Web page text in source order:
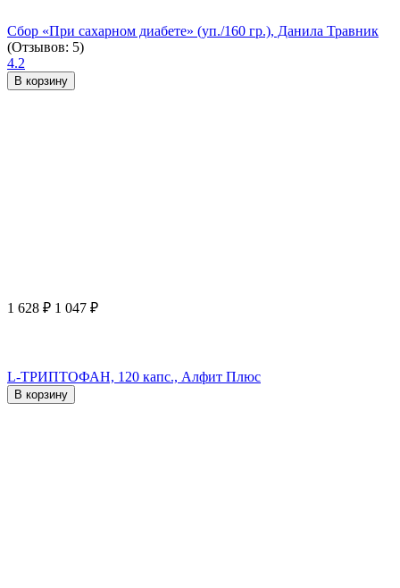
Сбор «При сахарном диабете» (уп./160 гр.), Данила Травник
(Отзывов: 5)
4.2
В корзину
1 628 ₽ 1 047 ₽
L-ТРИПТОФАН, 120 капс., Алфит Плюс
В корзину